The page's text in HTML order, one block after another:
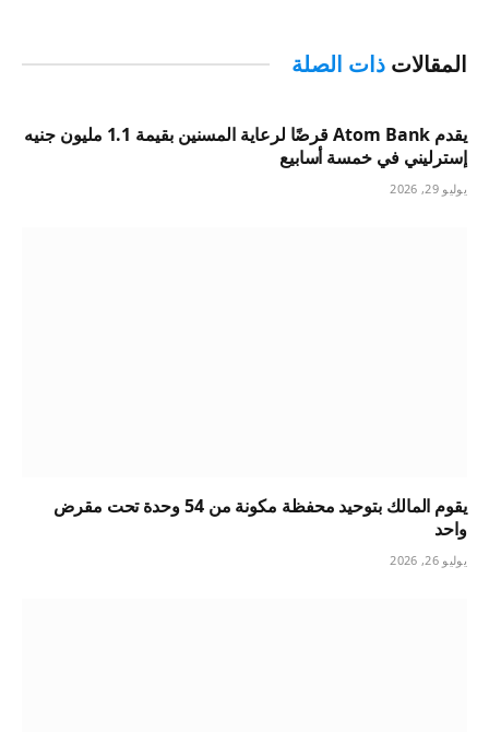
المقالات ذات الصلة
يقدم Atom Bank قرضًا لرعاية المسنين بقيمة 1.1 مليون جنيه
إسترليني في خمسة أسابيع
يوليو 29, 2026
يقوم المالك بتوحيد محفظة مكونة من 54 وحدة تحت مقرض
واحد
يوليو 26, 2026